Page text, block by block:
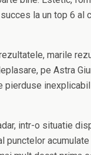
la un top 6 al
marile
pe Astra
pierduse
intr-o situatie
punctelor